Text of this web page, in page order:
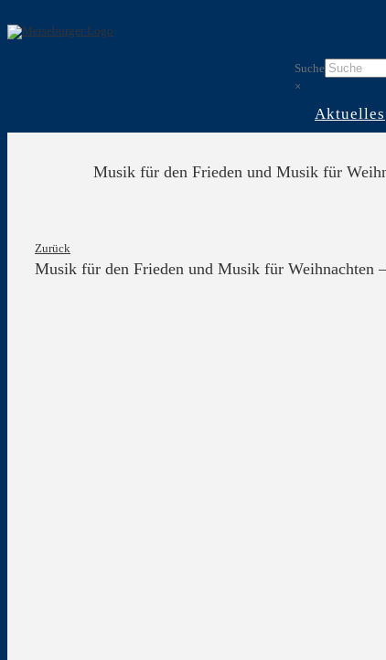
to
Suche
×
Aktuelles
Musik für den Frieden und Musik für
Zurück
Musik für den Frieden und Musik für Weihnachten